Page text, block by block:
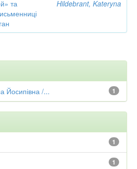
та
Hildebrant, Kateryna
1
Йосипівна /...
1
1